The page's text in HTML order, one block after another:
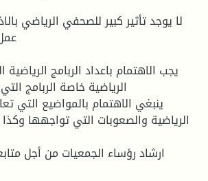
الرياضية خاصة الربامج
الرياضية والصعوبات التي تواجهها